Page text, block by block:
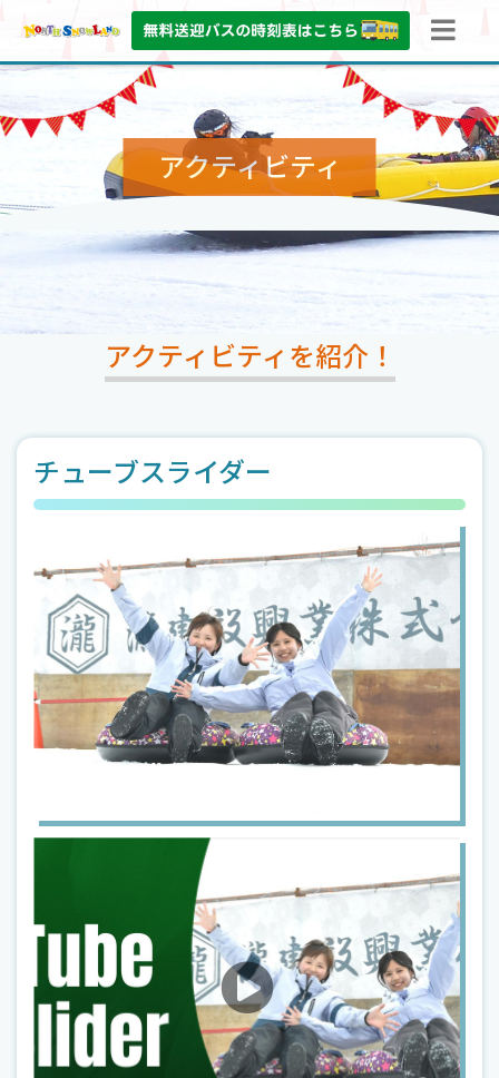
アクティビティ
アクティビティを紹介！
チューブスライダー